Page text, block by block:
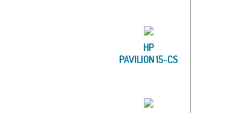
HP
PAVILION 15-CS